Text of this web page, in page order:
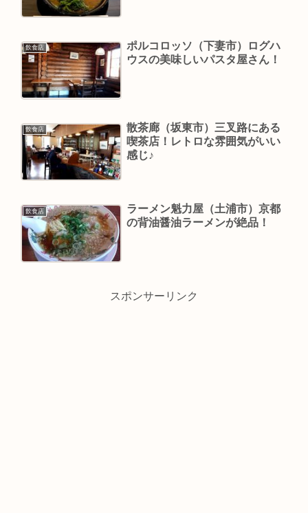
飲食店
ポルコロッソ（下妻市）ログハ
ウスの美味しいパスタ屋さん！
飲食店
散茶廊（坂東市）三叉路にある
喫茶店！レトロな雰囲気がいい
感じ♪
飲食店
ラーメン魁力屋（土浦市）京都
の背油醤油ラーメンが絶品！
スポンサーリンク